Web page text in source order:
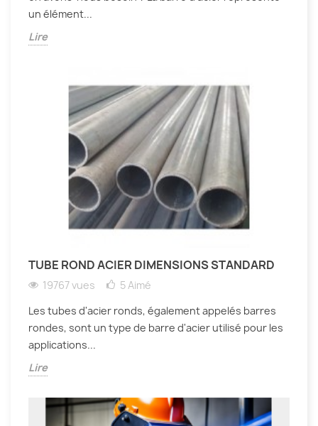
un élément...
Lire
TUBE ROND ACIER DIMENSIONS STANDARD
19767 vues 5Aimé
Les tubes d'acier ronds, également appelés barres
rondes, sont un type de barre d'acier utilisé pour les
applications...
Lire